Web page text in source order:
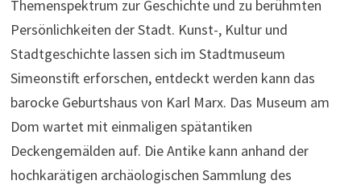
Themenspektrum zur Geschichte und zu berühmten
Persönlichkeiten der Stadt. Kunst-, Kultur und
Stadtgeschichte lassen sich im Stadtmuseum
Simeonstift erforschen, entdeckt werden kann das
barocke Geburtshaus von Karl Marx. Das Museum am
Dom wartet mit einmaligen spätantiken
Deckengemälden auf. Die Antike kann anhand der
hochkarätigen archäologischen Sammlung des